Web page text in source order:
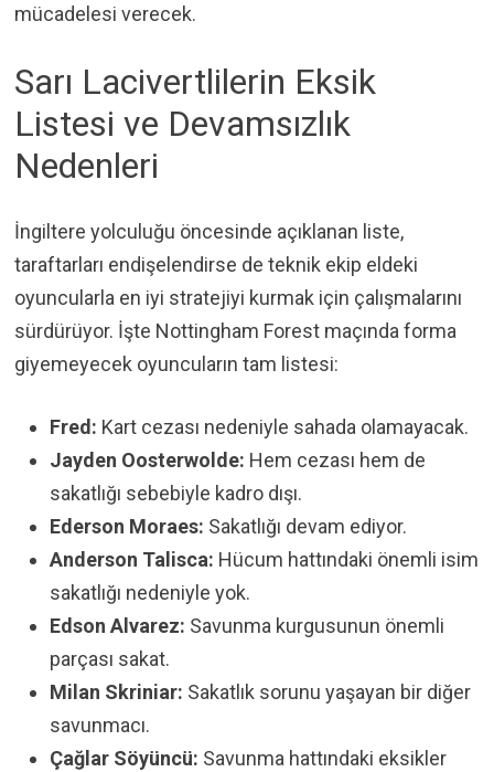
mücadelesi verecek.
Sarı Lacivertlilerin Eksik
Listesi ve Devamsızlık
Nedenleri
İngiltere yolculuğu öncesinde açıklanan liste,
taraftarları endişelendirse de teknik ekip eldeki
oyuncularla en iyi stratejiyi kurmak için çalışmalarını
sürdürüyor. İşte Nottingham Forest maçında forma
giyemeyecek oyuncuların tam listesi:
Fred: Kart cezası nedeniyle sahada olamayacak.
Jayden Oosterwolde: Hem cezası hem de
sakatlığı sebebiyle kadro dışı.
Ederson Moraes: Sakatlığı devam ediyor.
Anderson Talisca: Hücum hattındaki önemli isim
sakatlığı nedeniyle yok.
Edson Alvarez: Savunma kurgusunun önemli
parçası sakat.
Milan Skriniar: Sakatlık sorunu yaşayan bir diğer
savunmacı.
Çağlar Söyüncü: Savunma hattındaki eksikler